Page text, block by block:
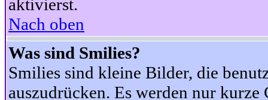
aktivierst.
Nach oben
Was sind Smilies?
Smilies sind kleine Bilder, die
auszudrücken. Es werden nur